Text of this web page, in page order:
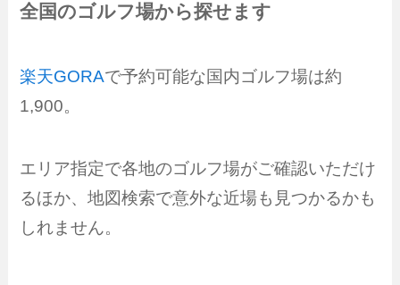
全国のゴルフ場から探せます
楽天GORAで予約可能な国内ゴルフ場は約
1,900。
エリア指定で各地のゴルフ場がご確認いただけ
るほか、地図検索で意外な近場も見つかるかも
しれません。